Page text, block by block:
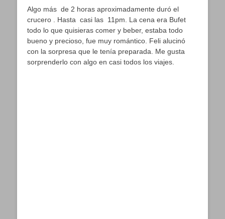
Algo más de 2 horas aproximadamente duró el
crucero . Hasta casi las 11pm. La cena era Bufet
todo lo que quisieras comer y beber, estaba todo
bueno y precioso, fue muy romántico. Feli alucinó
con la sorpresa que le tenía preparada. Me gusta
sorprenderlo con algo en casi todos los viajes.